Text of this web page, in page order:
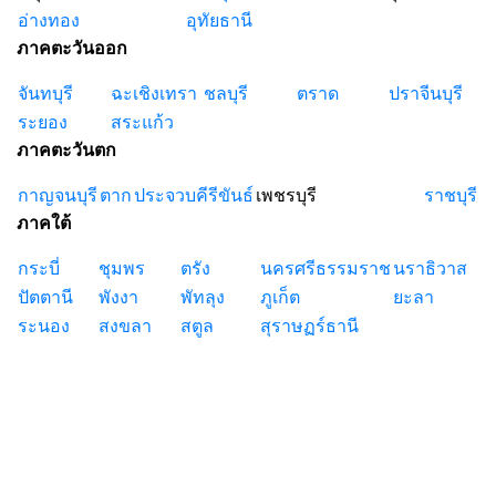
อ่างทอง
อุทัยธานี
ภาคตะวันออก
จันทบุรี ฉะเชิงเทรา ชลบุรี ตราด
ปราจีนบุรี
ระยอง
สระแก้ว
ภาคตะวันตก
กาญจนบุรี ตากประจวบคีรีขันธ์ เพชรบุรี
ราชบุรี
ภาคใต้
กระบี่ ชุมพร ตรัง นครศรีธรรมราช นราธิวาส
ปัตตานี
พังงา พัทลุง ภูเก็ต
ยะลา
ระนอง
สงขลา สตูล สุราษฏร์ธานี